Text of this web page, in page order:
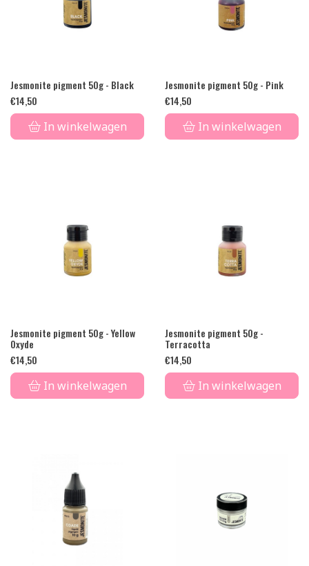
Jesmonite pigment 50g - Black
€14,50
In winkelwagen
Jesmonite pigment 50g - Pink
€14,50
In winkelwagen
Jesmonite pigment 50g - Yellow
Oxyde
€14,50
In winkelwagen
Jesmonite pigment 50g -
Terracotta
€14,50
In winkelwagen